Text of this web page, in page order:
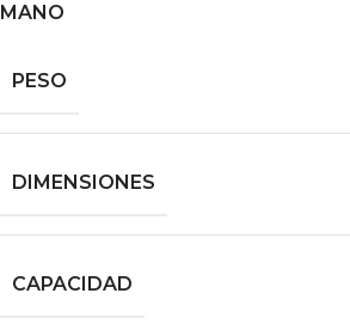
MANO
PESO
DIMENSIONES
CAPACIDAD